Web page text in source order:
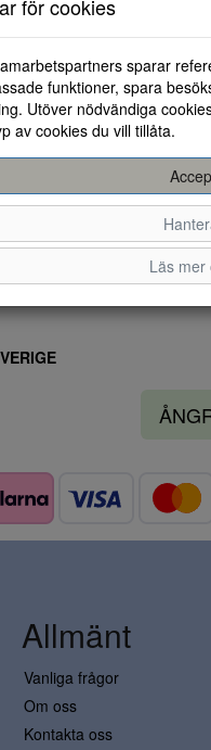
för cookies
sparar
funktioner, spara
Utöver nödvändiga
av cookies du vill tillåta.
Läs mer
Allmänt
Vanliga frågor
Om oss
Kontakta oss